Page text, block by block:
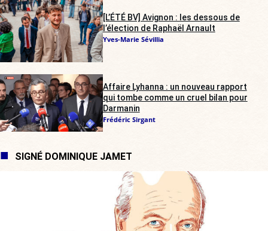
[L’ÉTÉ BV] Avignon : les dessous de
l’élection de Raphaël Arnault
Yves-Marie Sévillia
Affaire Lyhanna : un nouveau rapport
qui tombe comme un cruel bilan pour
Darmanin
Frédéric Sirgant
SIGNÉ DOMINIQUE JAMET